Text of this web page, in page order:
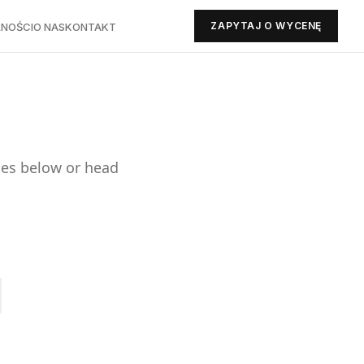
O NASKONTAKT ZAPYTAJ O WYCENĘ
below or head